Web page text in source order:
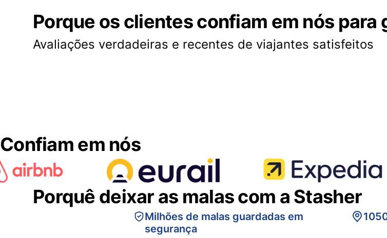
Porque os clientes confiam em nós para
Avaliações verdadeiras e recentes de viajantes satisfeitos
Confiam em nós
Porquê deixar as malas com a Stasher
Milhões de malas guardadas em
segurança